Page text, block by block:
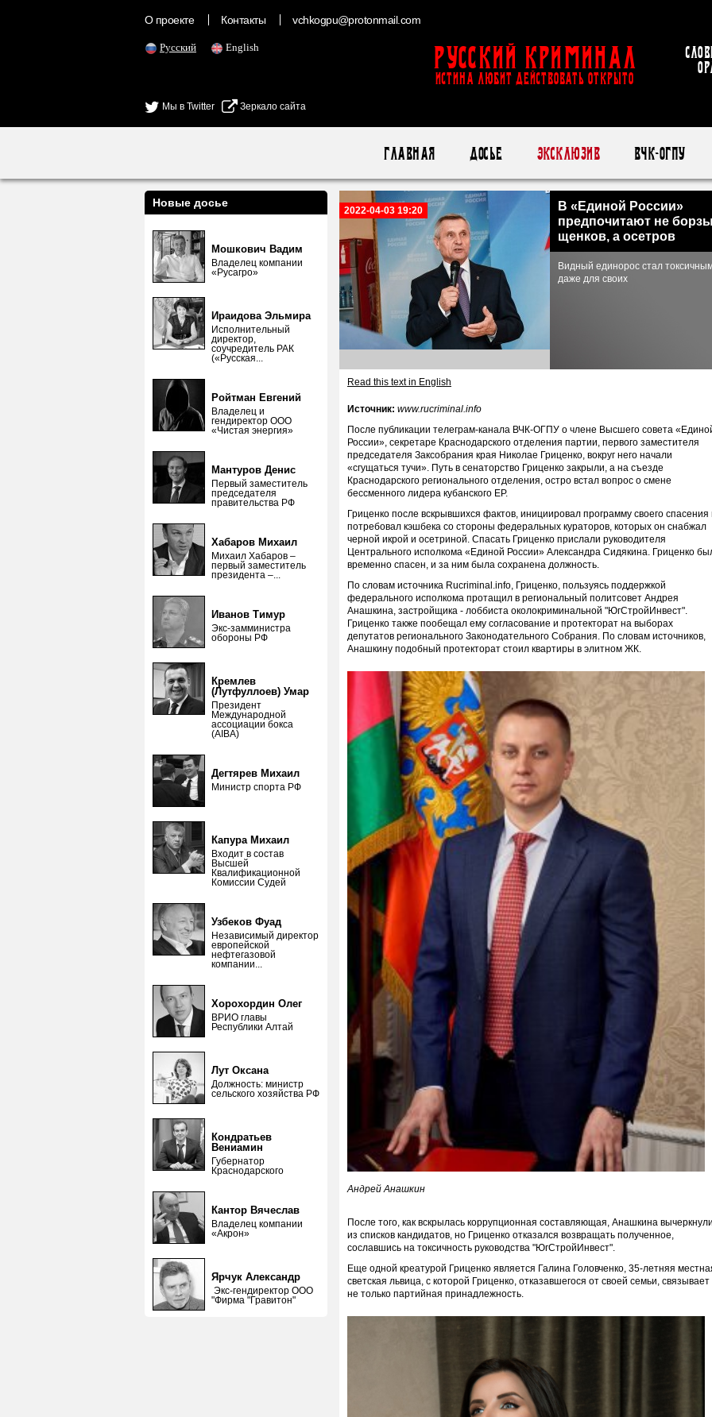
О проекте Контакты vchkogpu@protonmail.com
Русский English
Мы в Twitter Зеркало сайта
Русский Криминал
ИСТИНА ЛЮБИТ ДЕЙСТВОВАТЬ ОТКРЫТО
Главная Досье Эксклюзив ВЧК-ОГПУ
Новые досье
Мошкович Вадим
Владелец компании
«Русагро»
Ираидова Эльмира
Исполнительный
директор,
соучредитель РАК
(«Русская...
Ройтман Евгений
Владелец и
гендиректор ООО
«Чистая энергия»
Мантуров Денис
Первый заместитель
председателя
правительства РФ
Хабаров Михаил
Михаил Хабаров –
первый заместитель
президента –...
Иванов Тимур
Экс-замминистра
обороны РФ
Кремлев
(Лутфуллоев) Умар
Президент
Международной
ассоциации бокса
(AIBA)
Дегтярев Михаил
Министр спорта РФ
Капура Михаил
Входит в состав
Высшей
Квалификационной
Комиссии Судей
Узбеков Фуад
Независимый директор
европейской
нефтегазовой
компании...
Хорохордин Олег
ВРИО главы
Республики Алтай
Лут Оксана
Должность: министр
сельского хозяйства РФ
Кондратьев
Вениамин
Губернатор
Краснодарского
Кантор Вячеслав
Владелец компании
«Акрон»
Ярчук Александр
Экс-гендиректор ООО
"Фирма "Гравитон"
2022-04-03 19:20
В «Единой России»
предпочитают не
щенков, а осетров
Видный единорос стал
даже для своих
Read this text in English
Источник: www.rucriminal.info
После публикации телеграм-канала ВЧК-ОГПУ о члене Высшего совета
России», секретаре Краснодарского отделения партии, первого заместителя
председателя Заксобрания края Николае Гриценко, вокруг него начали
«сгущаться тучи». Путь в сенаторство Гриценко закрыли, а на съезде
Краснодарского регионального отделения, остро встал вопрос о смене
бессменного лидера кубанского ЕР.
Гриценко после вскрывшихся фактов, инициировал программу своего спасения
потребовал кэшбека со стороны федеральных кураторов, которых он снабжал
черной икрой и осетриной. Спасать Гриценко прислали руководителя
Центрального исполкома «Единой России» Александра Сидякина. Гриценко
временно спасен, и за ним была сохранена должность.
По словам источника Rucriminal.info, Гриценко, пользуясь поддержкой
федерального исполкома протащил в региональный политсовет Андрея
Анашкина, застройщика - лоббиста околокриминальной "ЮгСтройИнвест".
Гриценко также пообещал ему согласование и протекторат на выборах
депутатов регионального Законодательного Собрания. По словам источников,
Анашкину подобный протекторат стоил квартиры в элитном ЖК.
Андрей Анашкин
После того, как вскрылась коррупционная составляющая, Анашкина
из списков кандидатов, но Гриценко отказался возвращать полученное,
сославшись на токсичность руководства "ЮгСтройИнвест".
Еще одной креатурой Гриценко является Галина Головченко, 35-летняя
светская львица, с которой Гриценко, отказавшегося от своей семьи, связывает
не только партийная принадлежность.